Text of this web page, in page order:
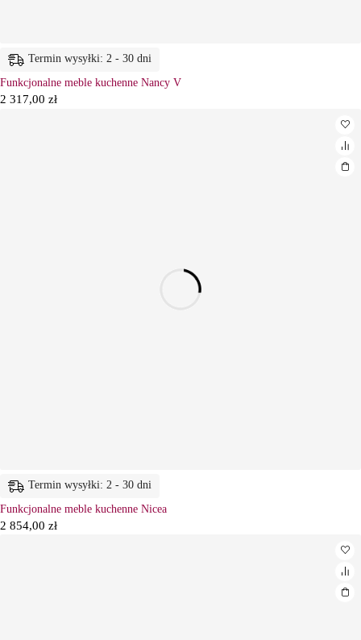
Termin wysyłki: 2 - 30 dni
Funkcjonalne meble kuchenne Nancy V
2 317,00 zł
Termin wysyłki: 2 - 30 dni
Funkcjonalne meble kuchenne Nicea
2 854,00 zł